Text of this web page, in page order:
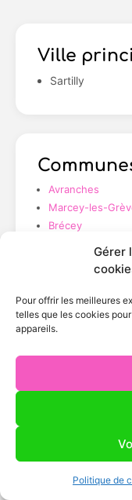
Gérer
Pour offrir les meilleures
telles que les cookies
appareils.
Politique de
Ville
Sartilly
Avranches
Marcey-les-
Brécey
Harcouët
Zone
Rayon 50 km